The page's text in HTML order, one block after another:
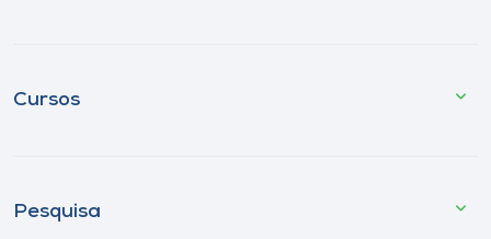
Cursos
Pesquisa